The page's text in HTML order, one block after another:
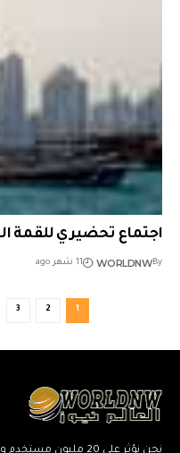
اجتماع تحضيري للقمة
By
WORLDNW 11 شهر ago
1
2
3
نحن نؤثر على 20 مليون